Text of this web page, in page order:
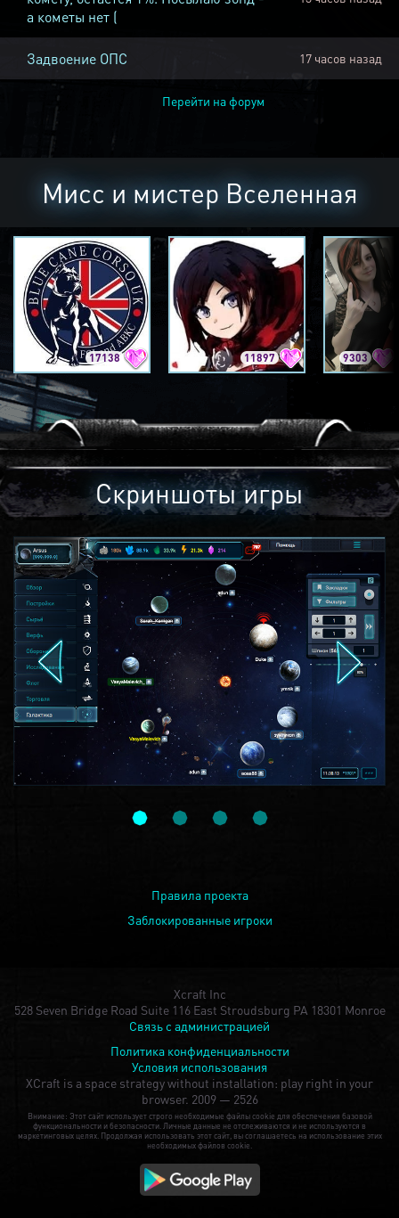
а кометы нет (
Задвоение ОПС 17 часов назад
Перейти на форум
Мисс и мистер Вселенная
17138 11897 9303
Скриншоты игры
Правила проекта
Заблокированные игроки
Xcraft Inc
528 Seven Bridge Road Suite 116 East Stroudsburg PA 18301 Monroe
Связь с администрацией
Политика конфиденциальности
Условия использования
XCraft is a space strategy without installation: play right in your
browser. 2009 — 2526
Внимание: Этот сайт использует строго необходимые файлы cookie для обеспечения базовой
функциональности и безопасности. Личные данные не отслеживаются и не используются в
маркетинговых целях. Продолжая использовать этот сайт, вы соглашаетесь на использование этих
необходимых файлов cookie.